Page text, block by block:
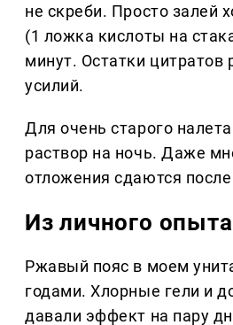
не скреби. Просто залей
(1 ложка кислоты на
минут. Остатки цитратов
усилий.
Для очень старого
раствор на ночь. Даже
отложения сдаются
Из личного опыта
Ржавый пояс в моем
годами. Хлорные гели и
давали эффект на пару